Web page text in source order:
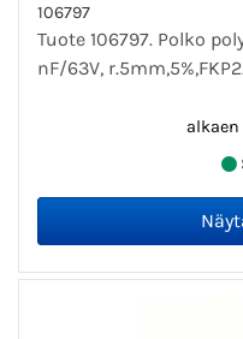
106797
Tuote 106797. Polko
nF/63V,
alkaen